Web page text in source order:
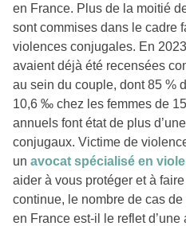
en France. Plus de la moitié
sont commises dans le cadre
violences conjugales. En
avaient déjà été recensées
au sein du couple, dont 85 %
10,6 ‰ chez les femmes de
annuels font état de plus
conjugaux. Victime de
un avocat spécialisé en
aider à vous protéger et à
continue, le nombre de cas
en France est-il le reflet